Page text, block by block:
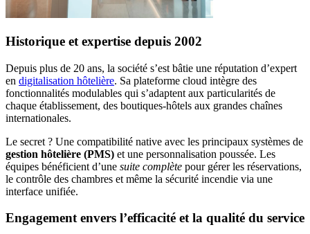
Historique et expertise depuis 2002
Depuis plus de 20 ans, la société s’est bâtie une réputation d’expert
en digitalisation hôtelière. Sa plateforme cloud intègre des
fonctionnalités modulables qui s’adaptent aux particularités de
chaque établissement, des boutiques-hôtels aux grandes chaînes
internationales.
Le secret ? Une compatibilité native avec les principaux systèmes de
gestion hôtelière (PMS) et une personnalisation poussée. Les
équipes bénéficient d’une suite complète pour gérer les réservations,
le contrôle des chambres et même la sécurité incendie via une
interface unifiée.
Engagement envers l’efficacité et la qualité du service